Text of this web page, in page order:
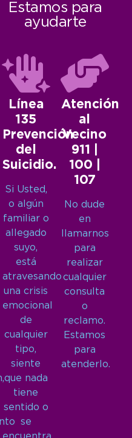
Estamos para
ayudarte
Línea
135
Prevención
del
Suicidio.
Si Usted,
o algún
familiar o
allegado
suyo,
está
atravesando
una crisis
emocional
de
cualquier
tipo,
siente
que nada
tiene
sentido o
se
Atención
al
Vecino
911 |
100 |
107
No dude
en
llamarnos
para
realizar
cualquier
consulta
o
reclamo.
Estamos
para
atenderlo.